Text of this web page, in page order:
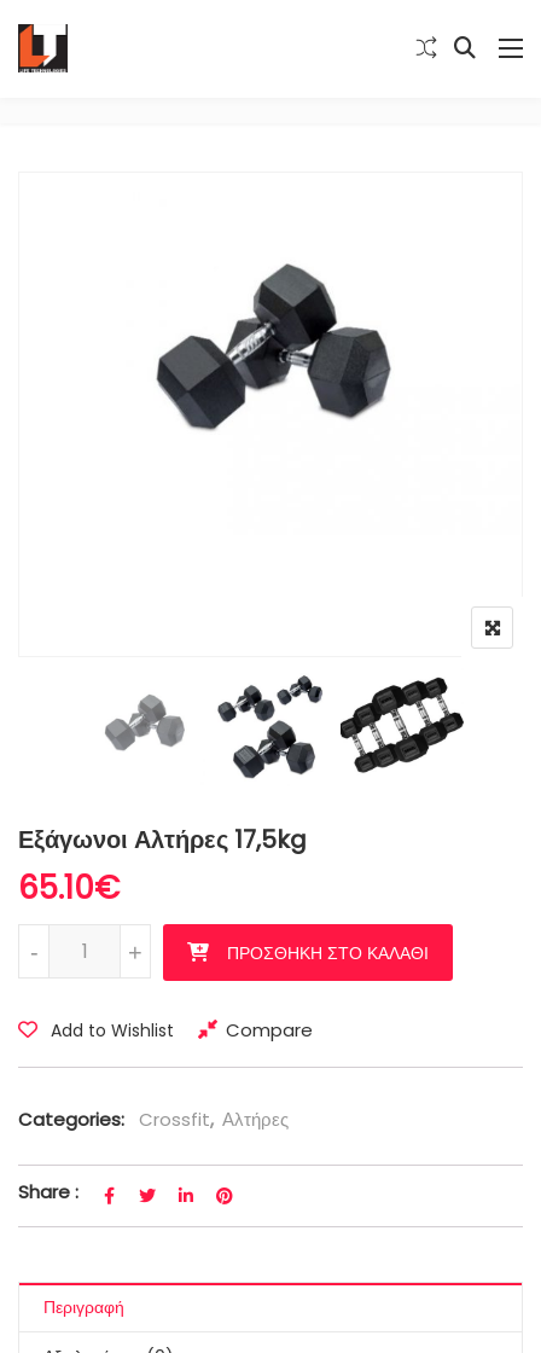
Εξάγωνοι Αλτήρες 17,5kg
65.10€
Εξάγωνοι Αλτήρες 17,5kg ποσότητα
+
- ΠΡΟΣΘΉΚΗ ΣΤΟ ΚΑΛΆΘΙ
Add to Wishlist Compare
Categories: Crossfit, Αλτήρες
Share :
Περιγραφή